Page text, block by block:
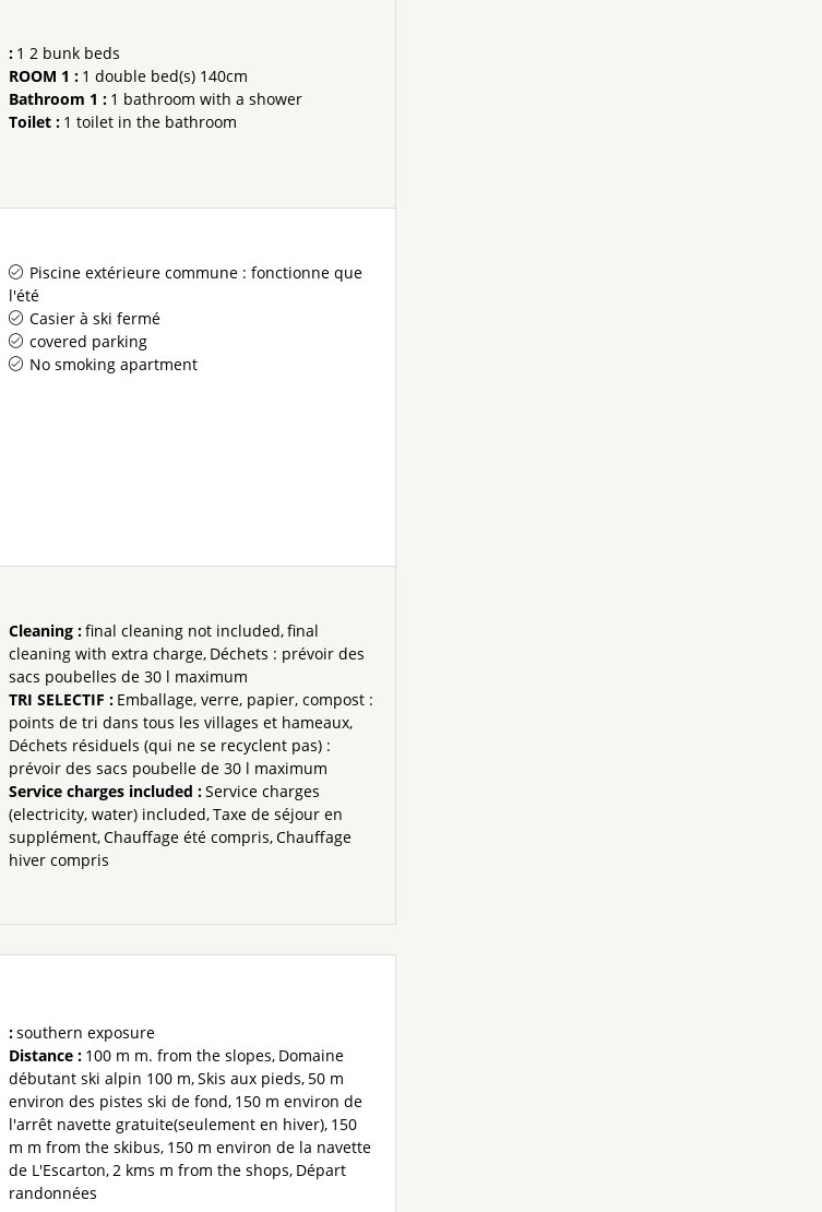
: 1 2 bunk beds
ROOM 1 : 1 double bed(s) 140cm
Bathroom 1 : 1 bathroom with a shower
Toilet : 1 toilet in the bathroom
Piscine extérieure commune : fonctionne que
l'été
Casier à ski fermé
covered parking
No smoking apartment
Cleaning :final cleaning not included final
cleaning with extra charge Déchets : prévoir des
sacs poubelles de 30 l maximum
TRI SELECTIF : Emballage, verre, papier, compost :
points de tri dans tous les villages et hameaux
Déchets résiduels (qui ne se recyclent pas) :
prévoir des sacs poubelle de 30 l maximum
Service charges included :Service charges
(electricity, water) included Taxe de séjour en
supplément Chauffage été compris Chauffage
hiver compris
:southern exposure
Distance : 100 m m. from the slopes Domaine
débutant ski alpin 100 m Skis aux pieds 50 m
environ des pistes ski de fond 150 m environ de
l'arrêt navette gratuite(seulement en hiver) 150
m m from the skibus 150 m environ de la navette
de L'Escarton 2 kms m from the shops Départ
randonnées